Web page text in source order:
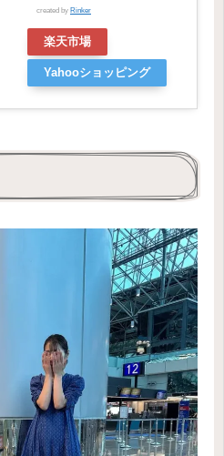
created by Rinker
楽天市場
Yahooショッピング